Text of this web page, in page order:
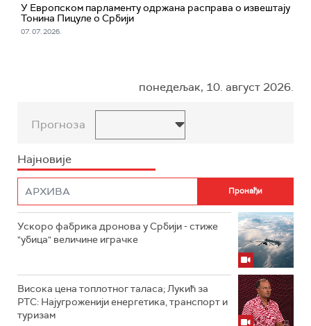
У Европском парламенту одржана расправа о извештају
Тонина Пицуле о Србији
07. 07. 2026.
понедељак, 10. август 2026.
Прогноза
Најновије
Ускоро фабрика дронова у Србији - стиже
"убица" величине играчке
Висока цена топлотног таласа; Лукић за
РТС: Најугроженији енергетика, транспорт и
туризам